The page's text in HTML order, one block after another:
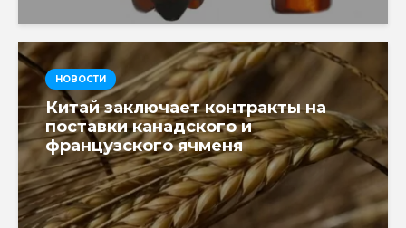
НОВОСТИ
Китай заключает контракты на
поставки канадского и
французского ячменя